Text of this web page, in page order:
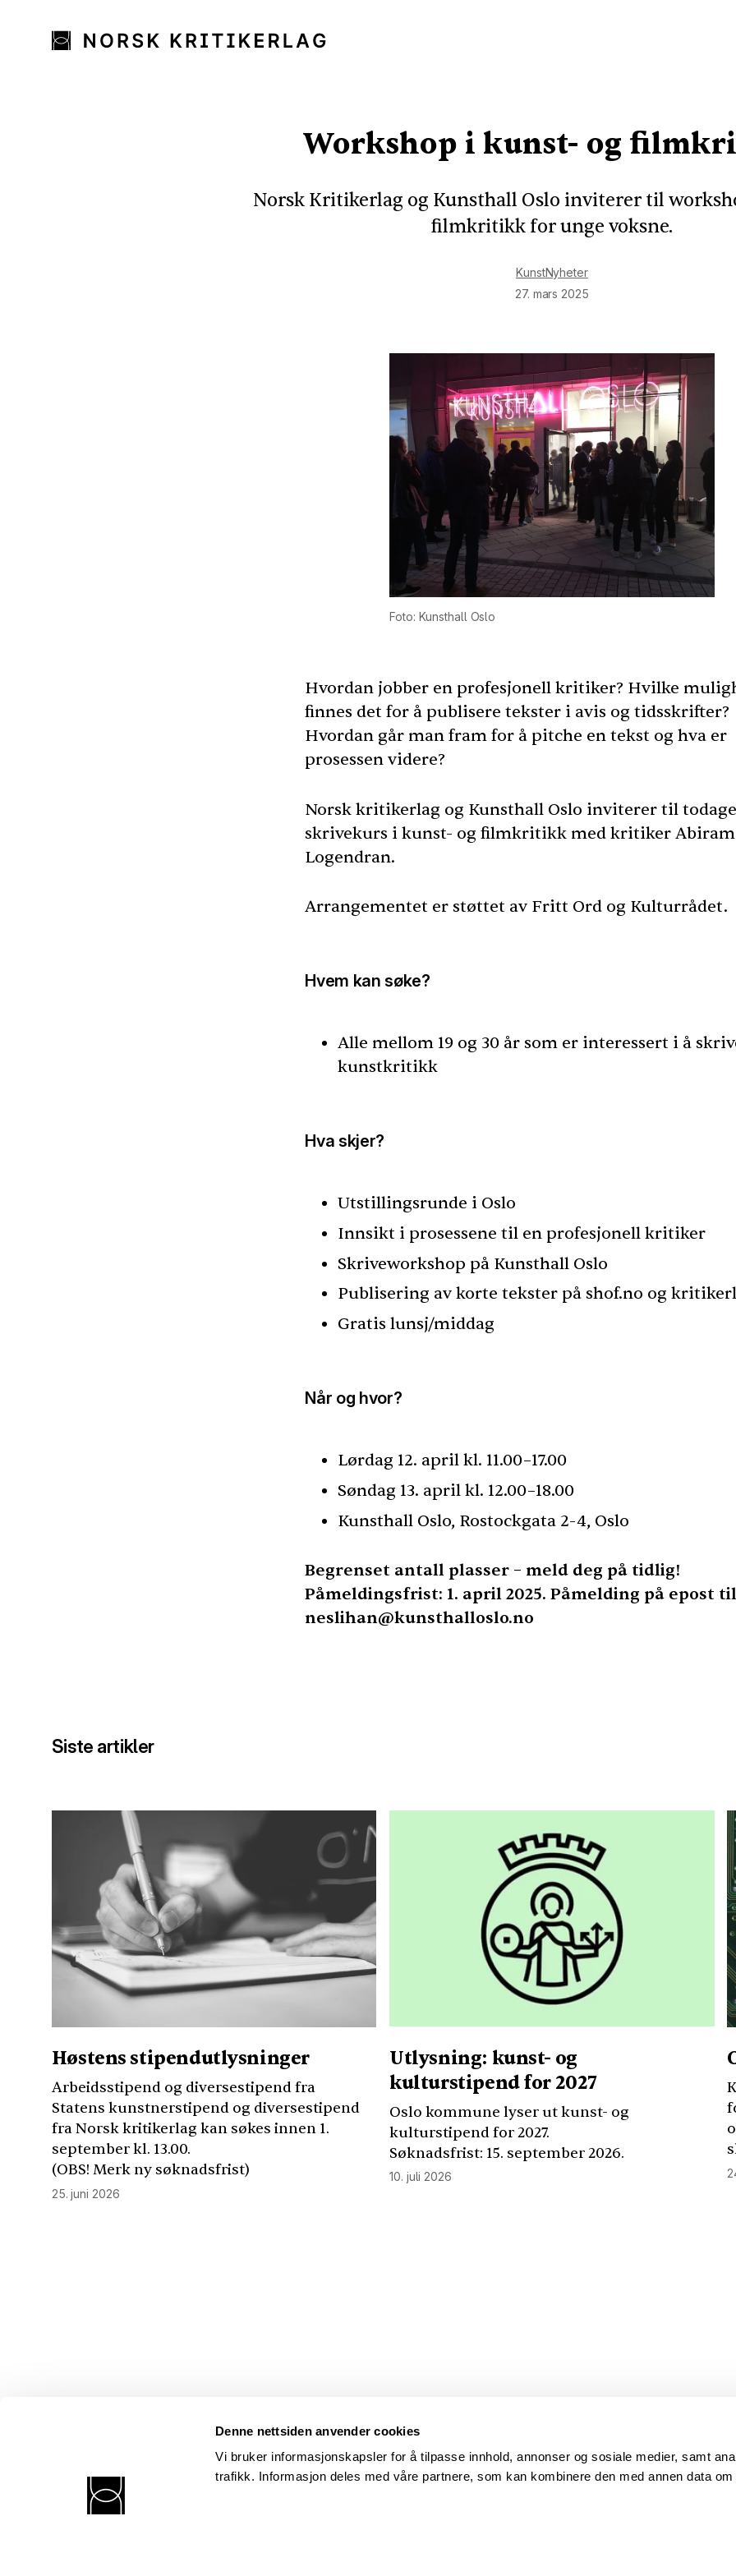
Denne nettsiden anvender cookies
Vi bruker informasjonskapsler for å tilpasse innhold, annonser og sosiale medier, samt
trafikk. Informasjon deles med våre partnere, som kan kombinere den med annen data om
Workshop i kunst- og
Norsk Kritikerlag og Kunsthall Oslo inviterer til
filmkritikk for unge voksne.
KunstNyheter
27. mars 2025
Foto: Kunsthall Oslo
Hvordan jobber en profesjonell kritiker? Hvilke
finnes det for å publisere tekster i avis og tidsskrifter?
Hvordan går man fram for å pitche en tekst og hva er
prosessen videre?
Norsk kritikerlag og Kunsthall Oslo inviterer til
skrivekurs i kunst- og filmkritikk med kritiker
Logendran.
Arrangementet er støttet av Fritt Ord og Kulturrådet.
Hvem kan søke?
Alle mellom 19 og 30 år som er interessert i å
kunstkritikk
Hva skjer?
Utstillingsrunde i Oslo
Innsikt i prosessene til en profesjonell kritiker
Skriveworkshop på Kunsthall Oslo
Publisering av korte tekster på shof.no og
Gratis lunsj/middag
Når og hvor?
Lørdag 12. april kl. 11.00–17.00
Søndag 13. april kl. 12.00–18.00
Kunsthall Oslo, Rostockgata 2-4, Oslo
Begrenset antall plasser – meld deg på tidlig!
Påmeldingsfrist: 1. april 2025. Påmelding på epost
neslihan@kunsthalloslo.no
Siste artikler
Høstens stipendutlysninger
Arbeidsstipend og diversestipend fra
Statens kunstnerstipend og diversestipend
fra Norsk kritikerlag kan søkes innen 1.
september kl. 13.00.
(OBS! Merk ny søknadsfrist)
25. juni 2026
Utlysning: kunst- og
kulturstipend for 2027
Oslo kommune lyser ut kunst- og
kulturstipend for 2027.
Søknadsfrist: 15. september 2026.
10. juli 2026
Norsk kritikerlag
Postadresse: Postboks 352 Sentrum, 0101 Oslo
Besøksadresse: Kronprinsens gt. 17, 6. etasje, 0251 Oslo